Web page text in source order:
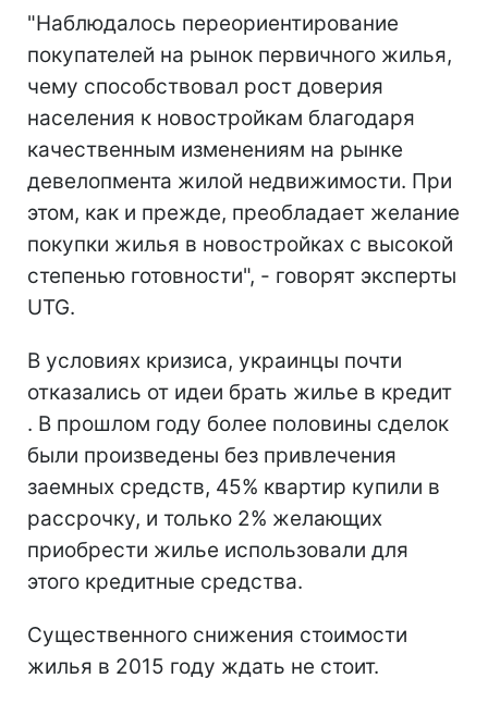
"Наблюдалось переориентирование
покупателей на рынок первичного жилья,
чему способствовал рост доверия
населения к новостройкам благодаря
качественным изменениям на рынке
девелопмента жилой недвижимости. При
этом, как и прежде, преобладает желание
покупки жилья в новостройках с высокой
степенью готовности", - говорят эксперты
UTG.
В условиях кризиса, украинцы почти
отказались от идеи брать жилье в кредит
. В прошлом году более половины сделок
были произведены без привлечения
заемных средств, 45% квартир купили в
рассрочку, и только 2% желающих
приобрести жилье использовали для
этого кредитные средства.
Существенного снижения стоимости
жилья в 2015 году ждать не стоит.